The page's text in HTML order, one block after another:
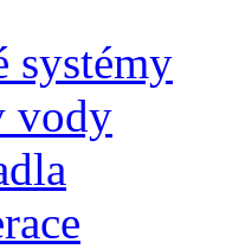
systémy
vody